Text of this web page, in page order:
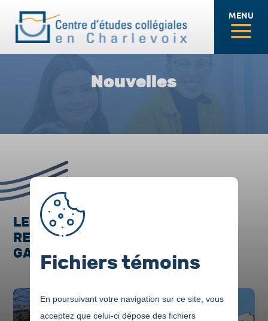
MENU
Nouvelles
LES ÉTUDIANTS DU CECC
REMPORTENT DEUX PRIX LORS DU
GALA OSEENTREPRENDRE
Fichiers témoins
En poursuivant votre navigation sur ce site, vous
acceptez que celui-ci dépose des fichiers